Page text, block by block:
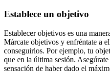
Establece un objetivo
Establecer objetivos es una
Márcate objetivos y enfréntate a
conseguirlos. Por ejemplo, tu
que en la última sesión.
sensación de haber dado el